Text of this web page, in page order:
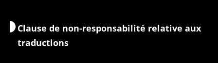
Hébergement
Guides-interprètes
Accès Wi-Fi
Clause de non-responsabilité relative aux
traductions